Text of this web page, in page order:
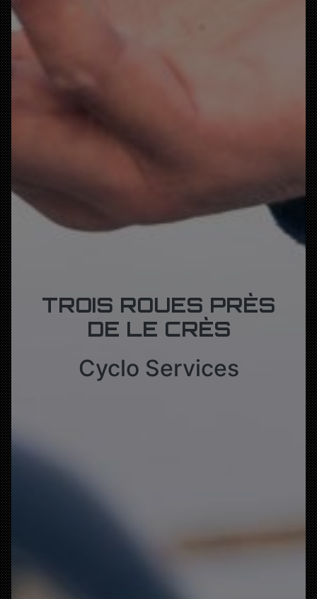
TROIS ROUES PRÈS
DE LE CRÈS
Cyclo Services